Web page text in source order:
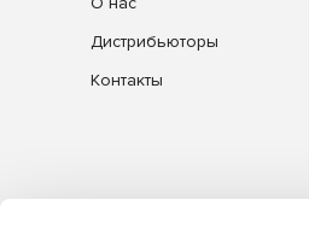
Дистрибьюторы
Контакты